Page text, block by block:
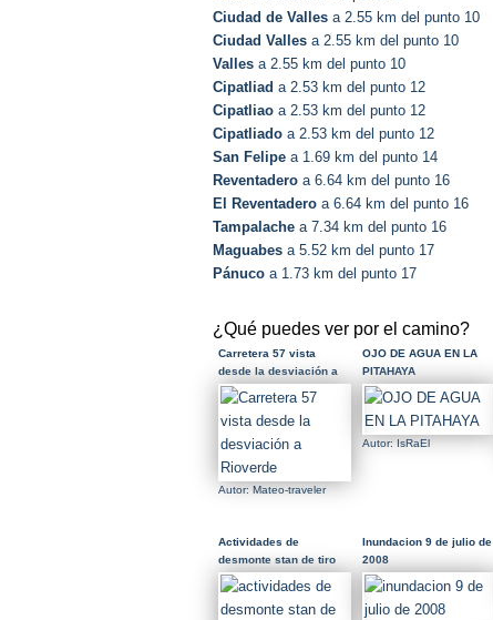
Ciudad de Valles a 2.55 km del punto 10
Ciudad Valles a 2.55 km del punto 10
Valles a 2.55 km del punto 10
Cipatliad a 2.53 km del punto 12
Cipatliao a 2.53 km del punto 12
Cipatliado a 2.53 km del punto 12
San Felipe a 1.69 km del punto 14
Reventadero a 6.64 km del punto 16
El Reventadero a 6.64 km del punto 16
Tampalache a 7.34 km del punto 16
Maguabes a 5.52 km del punto 17
Pánuco a 1.73 km del punto 17
¿Qué puedes ver por el camino?
Carretera 57 vista
desde la desviación a
Rioverde
Autor: Mateo-traveler
OJO DE AGUA EN LA
PITAHAYA
Autor: IsRaEl
Actividades de
desmonte stan de tiro
Inundacion 9 de julio de
2008